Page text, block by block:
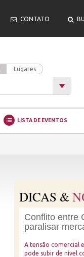
CONTATO
Lugares
LISTA DE EVENTOS
DICAS &
Conflito entre
paralisar
A tensão comercial
pode subir de nível